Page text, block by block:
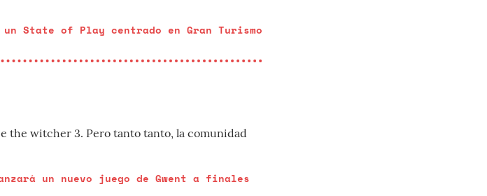
un State of Play centrado en Gran Turismo
the witcher 3. Pero tanto tanto, la comunidad
un nuevo juego de Gwent a finales